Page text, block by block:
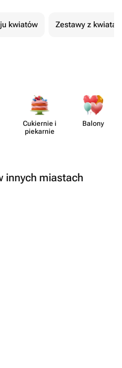
kwiatów Zestawy z
Cukiernie i
piekarnie
Balony
innych miastach